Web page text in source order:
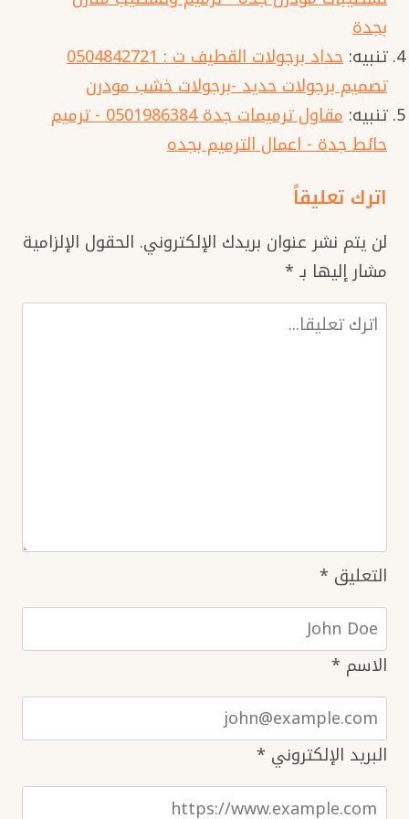
بجدة
تنبيه:
حداد برجولات القطيف ت : 0504842721
تصميم برجولات حديد -برجولات خشب مودرن
تنبيه:
مقاول ترميمات جدة 0501986384 - ترميم
حائط جدة - اعمال الترميم بجده
اترك تعليقاً
لن يتم نشر عنوان بريدك الإلكتروني. الحقول الإلزامية
مشار إليها بـ *
التعليق *
الاسم *
البريد الإلكتروني *